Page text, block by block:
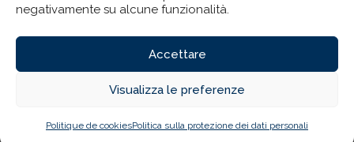
negativamente su alcune funzionalità.
Accettare
Visualizza le preferenze
Politique de cookiesPolitica sulla protezione dei dati personali